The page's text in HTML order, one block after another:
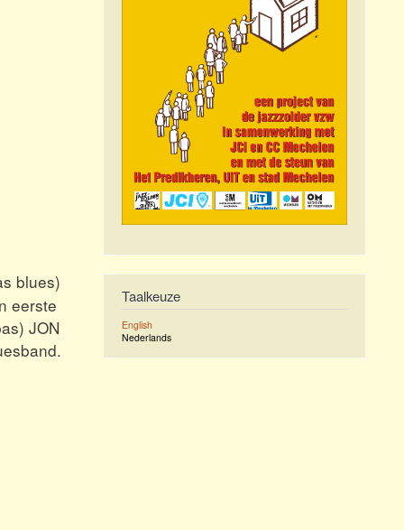
blues)
eerste
JON
Taalkeuze
English
Nederlands